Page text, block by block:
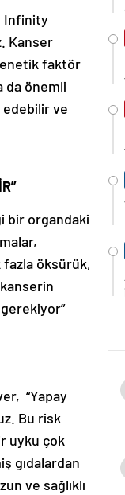
Infinity
Kanser
faktör
da önemli
edebilir ve
bir organdaki
öksürük,
“Yapay
Bu risk
uyku çok
gıdalardan
ve sağlıklı